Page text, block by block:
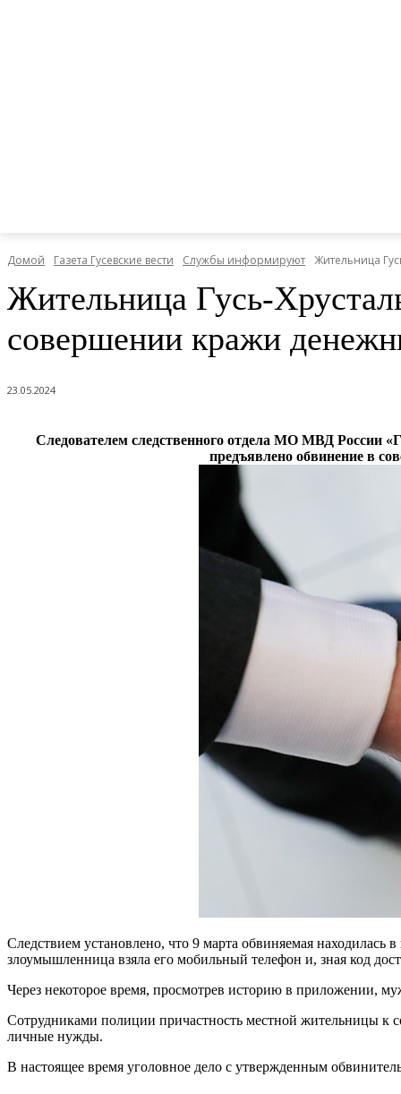
Домой Газета Гусевские вести Службы информируют Жительница
Жительница Гусь-
совершении кражи
23.05.2024
Следователем следственного отдела МО МВД России
предъявлено обвинение в
Следствием установлено, что 9 марта обвиняемая
злоумышленница взяла его мобильный телефон и, зная код
Через некоторое время, просмотрев историю в приложении,
Сотрудниками полиции причастность местной жительницы к
личные нужды.
В настоящее время уголовное дело с утвержденным